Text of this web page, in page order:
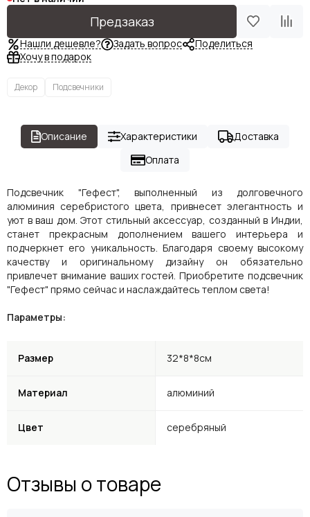
Предзаказ
Нашли дешевле? Задать вопрос
Поделиться
Хочу в подарок
Декор Подсвечники
Описание Характеристики
Доставка
Оплата
Подсвечник "Гефест", выполненный из долговечного
алюминия серебристого цвета, привнесет элегантность и
уют в ваш дом. Этот стильный аксессуар, созданный в Индии,
станет прекрасным дополнением вашего интерьера и
подчеркнет его уникальность. Благодаря своему высокому
качеству и оригинальному дизайну он обязательно
привлечет внимание ваших гостей. Приобретите подсвечник
"Гефест" прямо сейчас и наслаждайтесь теплом света!
Параметры:
Размер 32*8*8см
Материал алюминий
Цвет серебряный
Отзывы о товаре